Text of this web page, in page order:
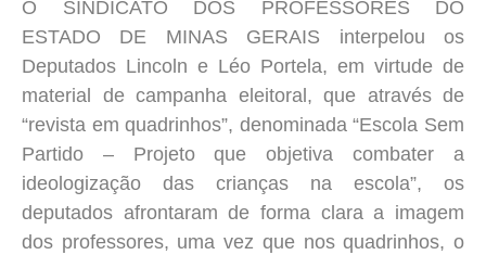
O SINDICATO DOS PROFESSORES DO
ESTADO DE MINAS GERAIS interpelou os
Deputados Lincoln e Léo Portela, em virtude de
material de campanha eleitoral, que através de
“revista em quadrinhos”, denominada “Escola Sem
Partido – Projeto que objetiva combater a
ideologização das crianças na escola”, os
deputados afrontaram de forma clara a imagem
dos professores, uma vez que nos quadrinhos, o